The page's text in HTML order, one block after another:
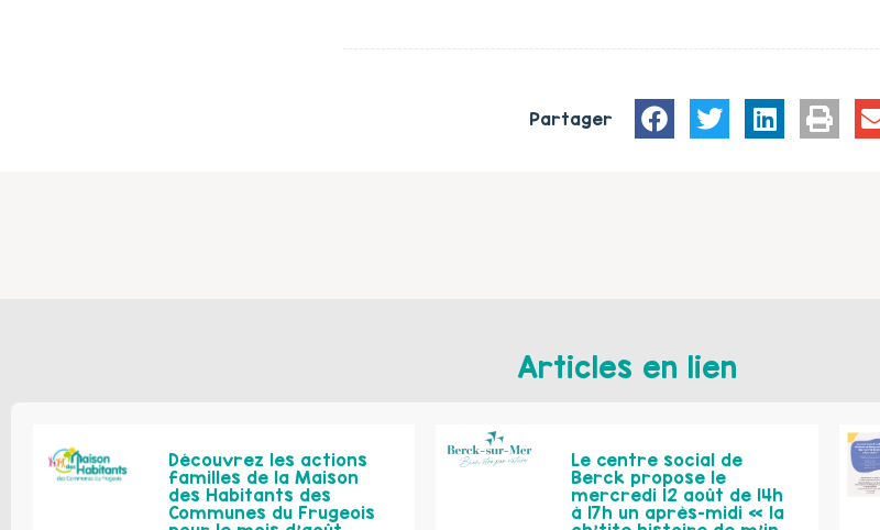
Partager
Articles en lien
Découvrez les actions
familles de la Maison
des Habitants des
Communes du Frugeois
Le centre social de
Berck propose le
mercredi 12 août de 14h
à 17h un après-midi « la